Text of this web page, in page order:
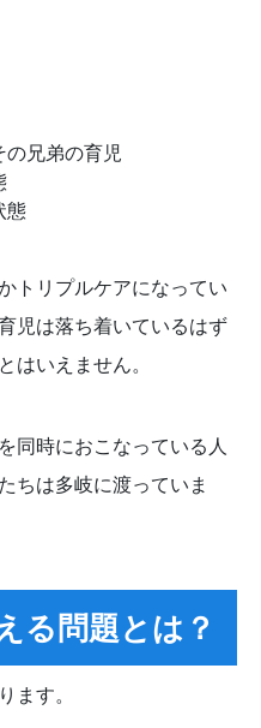
兄弟の育児
態
トリプルケアになってい
児は落ち着いているはず
はいえません。
同時におこなっている人
ちは多岐に渡っていま
る問題とは？
ます。